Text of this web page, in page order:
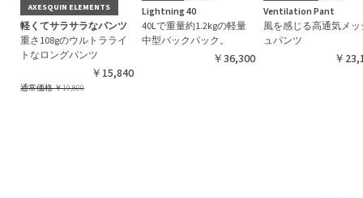
AXESQUIN ELEMENTS
軽くてサラサラなパンツ
重さ108gのウルトラライ
トなロングパンツ
￥15,840
通常価格￥19,800
Lightning 40
40Lで重量約1.2kgの軽量
中型バックパック。
￥36,300
Ventilation Pant
風を感じる高通気メッ
ュパンツ
￥